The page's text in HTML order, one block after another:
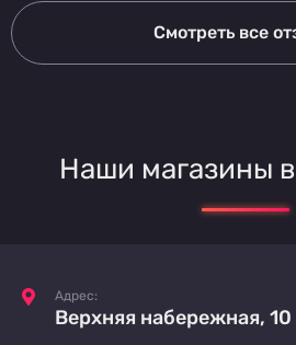
Смотреть все
Наши магазины
Адрес:
Верхняя набережная, 10